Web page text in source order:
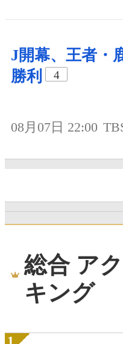
J開幕、王者・
勝利
4
08月07日 22:00
総合 ア
キング